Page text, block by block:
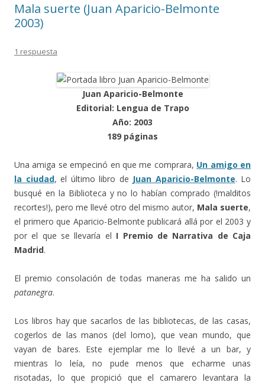
Mala suerte (Juan Aparicio-Belmonte
2003)
1 respuesta
Juan Aparicio-Belmonte
Editorial: Lengua de Trapo
Año: 2003
189 páginas
Una amiga se empecinó en que me comprara, Un amigo en
la ciudad, el último libro de Juan Aparicio-Belmonte. Lo
busqué en la Biblioteca y no lo habían comprado (!malditos
recortes!), pero me llevé otro del mismo autor, Mala suerte,
el primero que Aparicio-Belmonte publicará allá por el 2003 y
por el que se llevaría el I Premio de Narrativa de Caja
Madrid.
El premio consolación de todas maneras me ha salido un
patanegra.
Los libros hay que sacarlos de las bibliotecas, de las casas,
cogerlos de las manos (del lomo), que vean mundo, que
vayan de bares. Este ejemplar me lo llevé a un bar, y
mientras lo leía, no pude menos que echarme unas
risotadas, lo que propició que el camarero levantara la